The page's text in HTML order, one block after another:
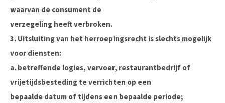
waarvan de consument de
verzegeling heeft verbroken.
3. Uitsluiting van het herroepingsrecht is slechts mogelijk
voor diensten:
a. betreffende logies, vervoer, restaurantbedrijf of
vrijetijdsbesteding te verrichten op een
bepaalde datum of tijdens een bepaalde periode;